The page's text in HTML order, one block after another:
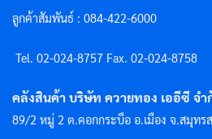
ลูกค้าสัมพันธ์ : 084-422-6000
Tel. 02-024-8757 Fax. 02-024-8758
คลังสินค้า บริษัท ควายทอง เออีซี จำ
89/2 หมู่ 2 ต.คอกกระบือ อ.เมือง จ.สมุทร